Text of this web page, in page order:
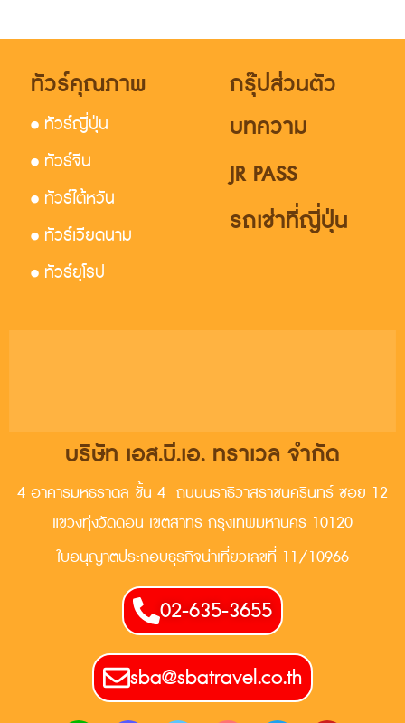
ทัวร์คุณภาพ
• ทัวร์ญี่ปุ่น
• ทัวร์จีน
• ทัวร์ไต้หวัน
• ทัวร์เวียดนาม
• ทัวร์ยุโรป
กรุ๊ปส่วนตัว
บทความ
JR PASS
รถเช่าที่ญี่ปุ่น
บริษัท เอส.บี.เอ. ทราเวล จำกัด
4 อาคารมหธราดล ชั้น 4 ถนนนราธิวาสราชนครินทร์ ซอย 12
แขวงทุ่งวัดดอน เขตสาทร กรุงเทพมหานคร 10120
ใบอนุญาตประกอบธุรกิจน่าเที่ยวเลขที่ 11/10966
02-635-3655
sba@sbatravel.co.th